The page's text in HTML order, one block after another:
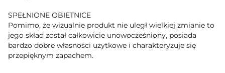
SPEŁNIONE OBIETNICE
Pomimo, że wizualnie produkt nie uległ wielkiej zmianie to
jego skład został całkowicie unowocześniony, posiada
bardzo dobre własności użytkowe i charakteryzuje się
przepięknym zapachem.